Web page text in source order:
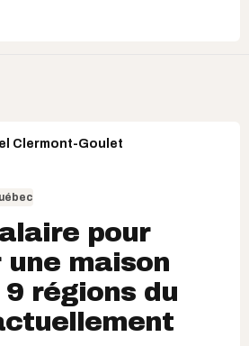
Clermont-Goulet
pour
maison
régions du